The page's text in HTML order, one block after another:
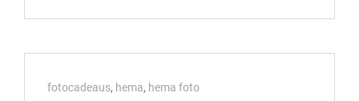
HEMA:
JOUW
PERSOONLIJK
Cat
fotocadeaus, hema, hema foto